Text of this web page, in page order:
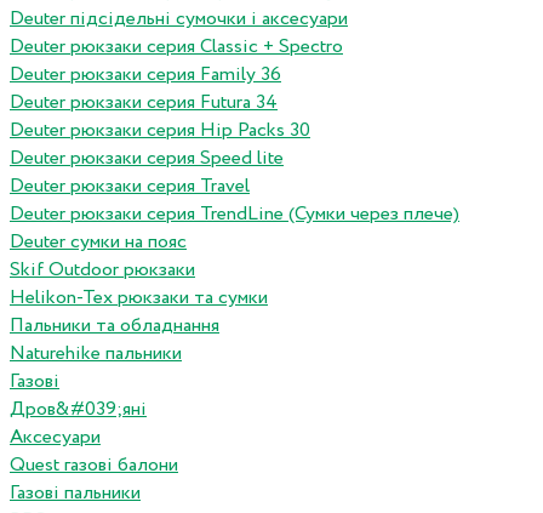
Deuter підсідельні сумочки і аксесуари
Deuter рюкзаки серия Classic + Spectro
Deuter рюкзаки серия Family 36
Deuter рюкзаки серия Futura 34
Deuter рюкзаки серия Hip Packs 30
Deuter рюкзаки серия Speed lite
Deuter рюкзаки серия Travel
Deuter рюкзаки серия TrendLine (Сумки через плече)
Deuter сумки на пояс
Skif Outdoor рюкзаки
Helikon-Tex рюкзаки та сумки
Пальники та обладнання
Naturehike пальники
Газові
Дров&#039;яні
Аксесуари
Quest газові балони
Газові пальники